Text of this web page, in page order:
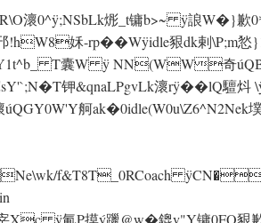
瀤0^ ÿ;NSbLk烿_t镛b>~ ÿ誏W�}
姀-rp ��W ÿidle豤dk剌\P;m
T囊W ÿ NN(WW奇
sY'`;N�T钾&qnaLPgvLk瀤r ÿ��lQ驙
舸ak�0idle(W0u\Z6^ N2Nek墣
f&T8T_0RCoach
Xc ÿ氠 P摸ý躐@w�鎞v"Y镛0FO豤歉